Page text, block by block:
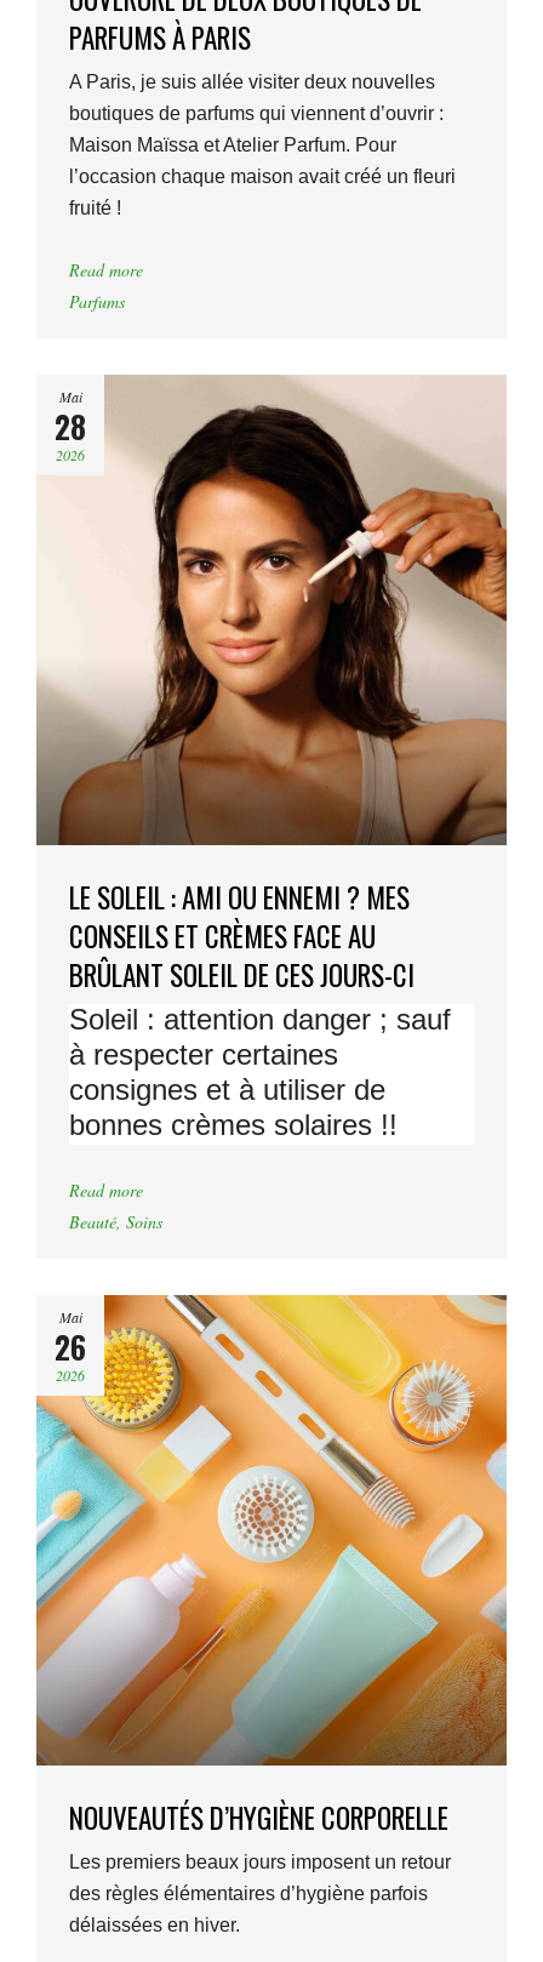
PARFUMS À PARIS
A Paris, je suis allée visiter deux nouvelles
boutiques de parfums qui viennent d’ouvrir :
Maison Maïssa et Atelier Parfum. Pour
l’occasion chaque maison avait créé un fleuri
fruité !
Read more
Parfums
Mai
28
2026
LE SOLEIL : AMI OU ENNEMI ? MES
CONSEILS ET CRÈMES FACE AU
BRÛLANT SOLEIL DE CES JOURS-CI
Soleil : attention danger ; sauf
à respecter certaines
consignes et à utiliser de
bonnes crèmes solaires !!
Read more
Beauté, Soins
Mai
26
2026
NOUVEAUTÉS D’HYGIÈNE CORPORELLE
Les premiers beaux jours imposent un retour
des règles élémentaires d’hygiène parfois
délaissées en hiver.